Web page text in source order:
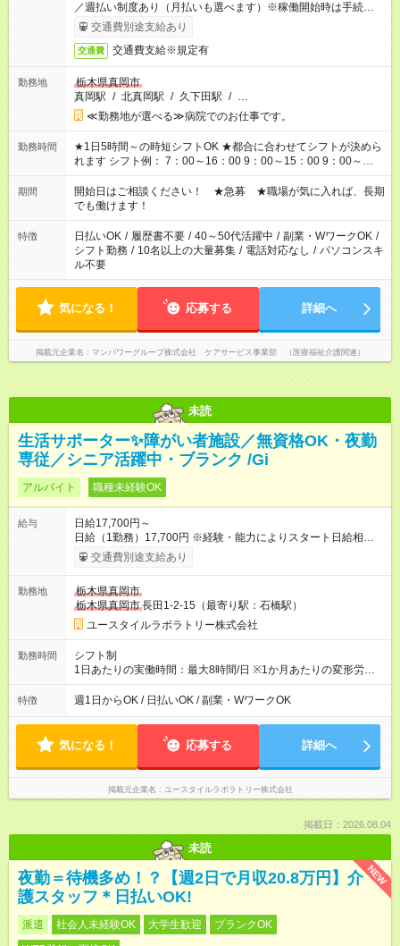
／週払い制度あり（月払いも選べます）※稼働開始時は手続き完
了次第のお支払いとなります。
交通費別途支給あり
交通費 交通費支給※規定有
勤務地
栃木県真岡市
真岡駅 / 北真岡駅 / 久下田駅 / …
≪勤務地が選べる≫病院でのお仕事です。
勤務時間
★1日5時間～の時短シフトOK ★都合に合わせてシフトが決めら
れます シフト例： 7：00～16：00 9：00～15：00 9：00～
18：00 11：00～20：00 など ※Wワークの場合、他のお仕事と
合わせ週40時間超の就業はご案内できません ※法令に基づき、
週20時間以上勤務は社会保険への加入対象となります ※労働者
派遣法（日雇い派遣の原則禁止）により、短時間・短期間の就
業はご案内が難しい場合があります
期間
開始日はご相談ください！ ★急募 ★職場が気に入れば、長期
でも働けます！
特徴 日払いOK / 履歴書不要 / 40～50代活躍中 / 副業・WワークOK /
シフト勤務 / 10名以上の大量募集 / 電話対応なし / パソコンスキ
ル不要
気になる！ 応募する 詳細へ
掲載元企業名 マンパワーグループ株式会社 ケアサービス事業部 （医療福祉介護関連）
未読
生活サポーター✨障がい者施設／無資格OK・夜勤
専従／シニア活躍中・ブランク /Gi
アルバイト 職種未経験OK
給与
日給17,700円～
日給（1勤務）17,700円 ※経験・能力によりスタート日給相談
可・昇給可 【試用期間】試用期間あり 試用期間の長さ：3ヶ月
雇用形態、給与は本採用時と同じです。
交通費別途支給あり
勤務地
栃木県真岡市
栃木県真岡市長田1-2-15（最寄り駅：石橋駅）
ユースタイルラボラトリー株式会社
勤務時間
シフト制
1日あたりの実働時間：最大8時間/日 ※1か月あたりの変形労働
制（週平均40時間以内） 夜勤：17:00-翌09:00（休憩2時間）
特徴 週1日からOK / 日払いOK / 副業・WワークOK
気になる！ 応募する 詳細へ
掲載元企業名 ユースタイルラボラトリー株式会社
掲載日：2026.08.04
未読
NEW
夜勤＝待機多め！？【週2日で月収20.8万円】介
護スタッフ＊日払いOK!
派遣 社会人未経験OK 大学生歓迎
ブランクOK